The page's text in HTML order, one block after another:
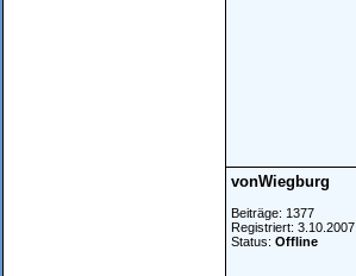
vonWiegburg
Beiträge: 1377
Registriert: 3.10.2007
Status: Offline